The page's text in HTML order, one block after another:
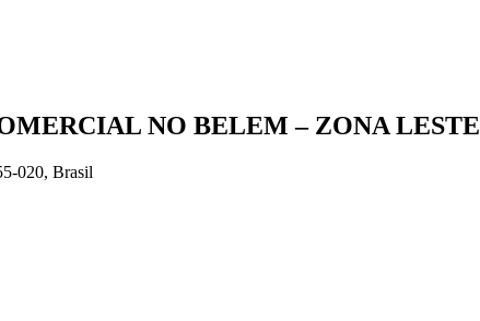
NO BELEM – ZONA LESTE
020, Brasil